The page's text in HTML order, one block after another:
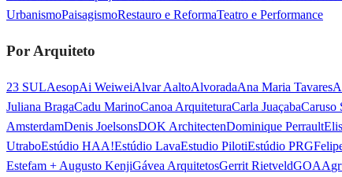
UrbanismoPaisagismoRestauro e ReformaTeatro e Performance
Por Arquiteto
23 SULAesopAi WeiweiAlvar AaltoAlvoradaAna Maria Tavares
Juliana BragaCadu MarinoCanoa ArquiteturaCarla JuaçabaCaruso
AmsterdamDenis JoelsonsDOK ArchitectenDominique Perrault
UtraboEstúdio HAA!Estúdio LavaEstudio PilotiEstúdio PRG
Estefam + Augusto KenjiGávea ArquitetosGerrit RietveldGOAA